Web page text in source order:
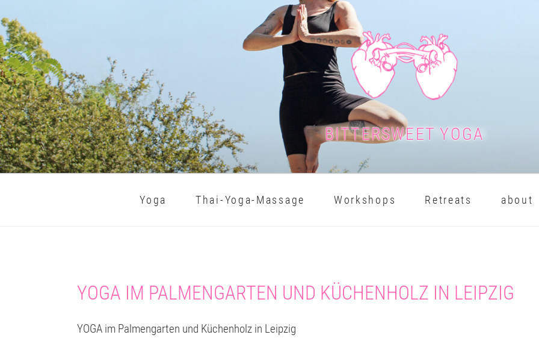
Inhalt
springen
BITTERSWEET YOGA
Yoga Thai-Yoga-Massage Workshops Retreats about
YOGA IM PALMENGARTEN UND KÜCHENHOLZ IN LEIPZIG
YOGA im Palmengarten und Küchenholz in Leipzig